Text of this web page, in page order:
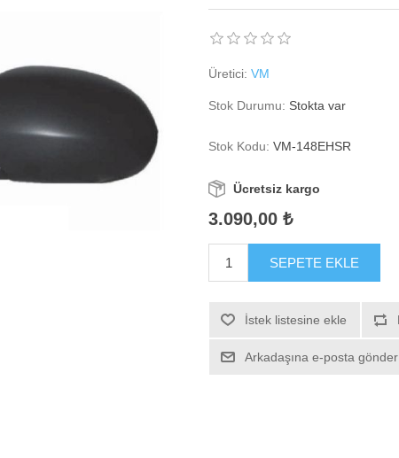
Üretici: VM
Stok Durumu: Stokta var
Stok Kodu: VM-148EHSR
Ücretsiz kargo
3.090,00 ₺
SEPETE EKLE
İstek listesine ekle
Arkadaşına e-posta gönder